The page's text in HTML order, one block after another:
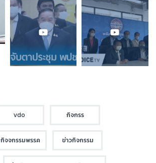
vdo กิจกรร
กิจจกรรมพรรค ข่าวกิจกรรม